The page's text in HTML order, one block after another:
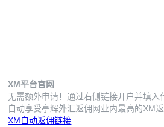
XM平台官网
无需额外申请！通过右侧链接开户并填
自动享受亭辉外汇返佣网业内最高的XM
XM自动返佣链接